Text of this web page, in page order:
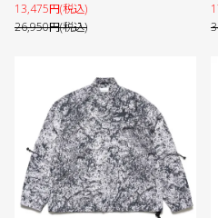
13,475円(税込)
26,950円(税込)